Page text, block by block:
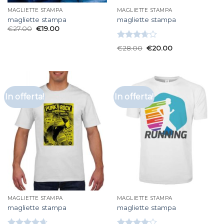
MAGLIETTE STAMPA
magliette stampa
€27.00 €19.00
MAGLIETTE STAMPA
magliette stampa
Valutato
€28.00 €20.00
In offerta!
MAGLIETTE STAMPA
magliette stampa
In offerta!
MAGLIETTE STAMPA
magliette stampa